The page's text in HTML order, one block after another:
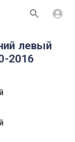
левый
2016